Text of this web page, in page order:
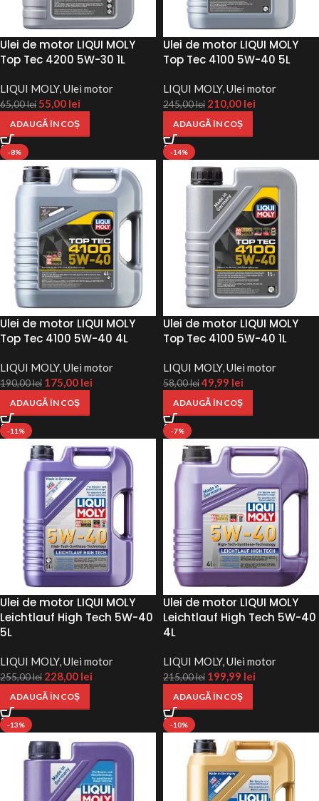
Ulei de motor LIQUI MOLY
Top Tec 4200 5W-30 1L
LIQUI MOLY,Ulei motor
65,00lei55,00 lei
ADAUGĂ ÎN COȘ
Ulei de motor LIQUI MOLY
Top Tec 4100 5W-40 5L
LIQUI MOLY,Ulei motor
245,00lei 210,00 lei
ADAUGĂ ÎN COȘ
-8%
Ulei de motor LIQUI MOLY
Top Tec 4100 5W-40 4L
LIQUI MOLY,Ulei motor
190,00lei 175,00 lei
ADAUGĂ ÎN COȘ
-14%
Ulei de motor LIQUI MOLY
Top Tec 4100 5W-40 1L
LIQUI MOLY,Ulei motor
58,00lei49,99 lei
ADAUGĂ ÎN COȘ
-11%
Ulei de motor LIQUI MOLY
Leichtlauf High Tech 5W-40
5L
LIQUI MOLY,Ulei motor
255,00lei 228,00 lei
ADAUGĂ ÎN COȘ
-7%
Ulei de motor LIQUI MOLY
Leichtlauf High Tech 5W-40
4L
LIQUI MOLY,Ulei motor
215,00lei 199,99 lei
ADAUGĂ ÎN COȘ
-13% -10%